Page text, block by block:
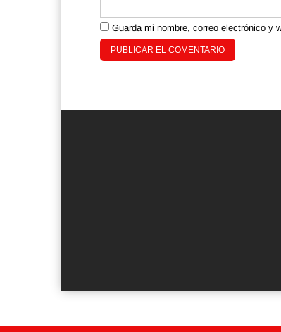
Guarda mi nombre, correo electrónico y